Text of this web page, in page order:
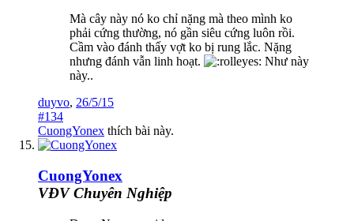
Mà cây này nó ko chỉ nặng mà theo mình ko
phải cứng thường, nó gần siêu cứng luôn rồi.
Cầm vào đánh thấy vợt ko bị rung lắc. Nặng
nhưng đánh vẫn linh hoạt.
Như này
này..
duyvo, 26/5/15
#134
CuongYonex thích bài này.
CuongYonex
VĐV Chuyên Nghiệp